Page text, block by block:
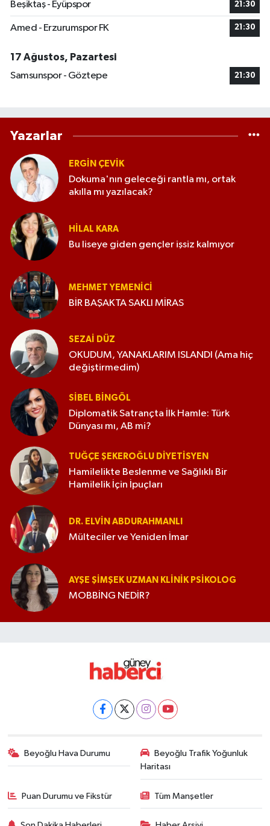
Beşiktaş - Eyüpspor 21:30
Amed - Erzurumspor FK 21:30
17 Ağustos, Pazartesi
Samsunspor - Göztepe
21:30
Yazarlar
ERGIN ÇEVİK
Dokuma'nın geleceği rantla mı, ortak
akılla mı yazılacak?
HILAL KARA
Bu liseye giden gençler işsiz kalmıyor
MEHMET YEMENICI
BİR BAŞAKTA SAKLI MİRAS
SEZAI DÜZ
OKUDUM, YANAKLARIM ISLANDI (Ama hiç
değiştirmedim)
SIBEL BINGÖL
Diplomatik Satrançta İlk Hamle: Türk
Dünyası mı, AB mi?
TUĞÇE ŞEKEROĞLU DIYETISYEN
Hamilelikte Beslenme ve Sağlıklı Bir
Hamilelik İçin İpuçları
DR. ELVIN ABDURAHMANLI
Mülteciler ve Yeniden İmar
AYŞE ŞIMŞEK UZMAN KLINIK PSIKOLOG
MOBBİNG NEDİR?
Beyoğlu Hava Durumu
Beyoğlu Trafik Yoğunluk
Haritası
Puan Durumu ve Fikstür Tüm Manşetler